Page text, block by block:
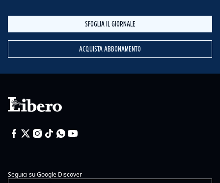
SFOGLIA IL GIORNALE
ACQUISTA ABBONAMENTO
Seguici su Google Discover